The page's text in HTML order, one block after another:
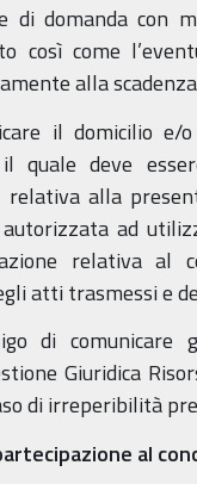
di domanda con
così come
alla
il domicilio e/
il quale deve
relativa alla
ad
relativa al
atti trasmessi e
di
Giuridica
di irreperibilità
al